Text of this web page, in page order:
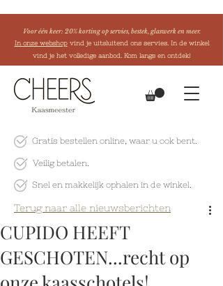
Voor één keer: 20% korting op servies, bestek, glaswerk en meer.
In onze webshopvind je uitsluitend ons servies. In de winkel
vind je het volledige aanbod. Kom langs en ontdek!
Gratis bestellen online , waar u ook bent.
Veilig betalen.
Snel en makkelijk ophalen in de winkel.
CUPIDO HEEFT
GESCHOTEN...recht op
Terug naar alle nieuwsberichten